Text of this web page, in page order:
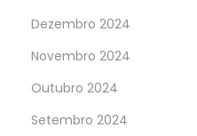
Dezembro 2024
Novembro 2024
Outubro 2024
Setembro 2024